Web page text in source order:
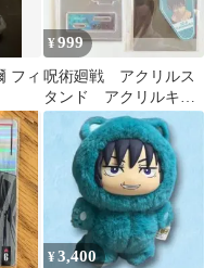
フィ
¥999
呪術廻戦 アクリルス
タンド アクリルキー
ホルダー 伏黒甚爾
¥3,400